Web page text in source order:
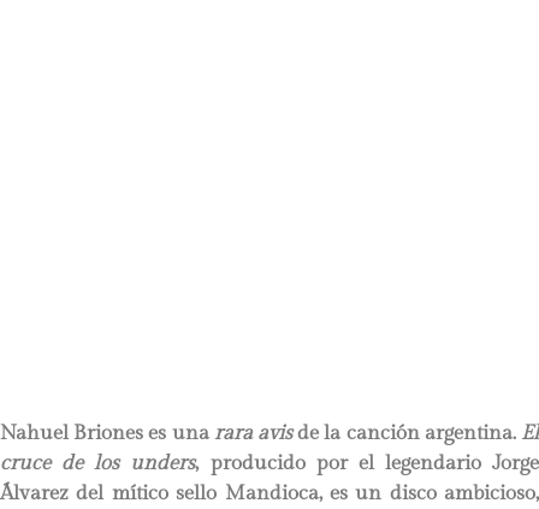
Nahuel Briones es una rara avisde la canción argentina. El
cruce de los unders, producido por el legendario Jorge
Álvarez del mítico sello Mandioca, es un disco ambicioso,